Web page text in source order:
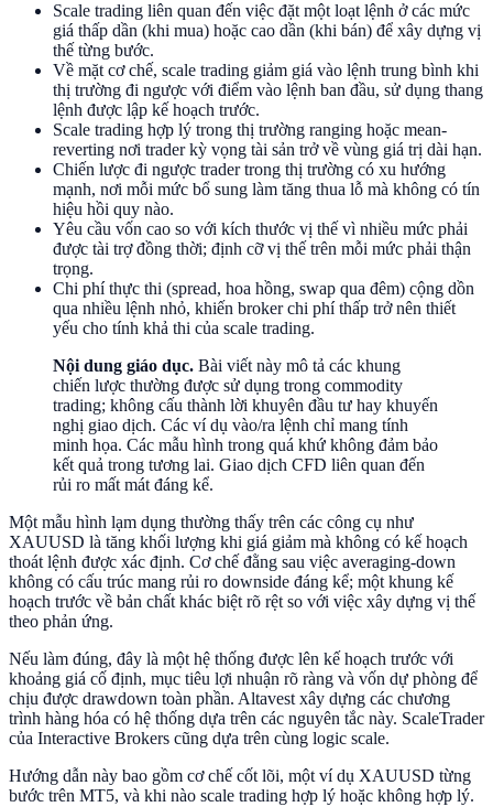
Scale trading liên quan đến việc đặt một loạt lệnh ở các mức
giá thấp dần (khi mua) hoặc cao dần (khi bán) để xây dựng vị
thế từng bước.
Về mặt cơ chế, scale trading giảm giá vào lệnh trung bình khi
thị trường đi ngược với điểm vào lệnh ban đầu, sử dụng thang
lệnh được lập kế hoạch trước.
Scale trading hợp lý trong thị trường ranging hoặc mean-
reverting nơi trader kỳ vọng tài sản trở về vùng giá trị dài hạn.
Chiến lược đi ngược trader trong thị trường có xu hướng
mạnh, nơi mỗi mức bổ sung làm tăng thua lỗ mà không có tín
hiệu hồi quy nào.
Yêu cầu vốn cao so với kích thước vị thế vì nhiều mức phải
được tài trợ đồng thời; định cỡ vị thế trên mỗi mức phải thận
trọng.
Chi phí thực thi (spread, hoa hồng, swap qua đêm) cộng dồn
qua nhiều lệnh nhỏ, khiến broker chi phí thấp trở nên thiết
yếu cho tính khả thi của scale trading.
Nội dung giáo dục. Bài viết này mô tả các khung
chiến lược thường được sử dụng trong commodity
trading; không cấu thành lời khuyên đầu tư hay khuyến
nghị giao dịch. Các ví dụ vào/ra lệnh chỉ mang tính
minh họa. Các mẫu hình trong quá khứ không đảm bảo
kết quả trong tương lai. Giao dịch CFD liên quan đến
rủi ro mất mát đáng kể.
Một mẫu hình lạm dụng thường thấy trên các công cụ như
XAUUSD là tăng khối lượng khi giá giảm mà không có kế hoạch
thoát lệnh được xác định. Cơ chế đằng sau việc averaging-down
không có cấu trúc mang rủi ro downside đáng kể; một khung kế
hoạch trước về bản chất khác biệt rõ rệt so với việc xây dựng vị thế
theo phản ứng.
Nếu làm đúng, đây là một hệ thống được lên kế hoạch trước với
khoảng giá cố định, mục tiêu lợi nhuận rõ ràng và vốn dự phòng để
chịu được drawdown toàn phần. Altavest xây dựng các chương
trình hàng hóa có hệ thống dựa trên các nguyên tắc này. ScaleTrader
của Interactive Brokers cũng dựa trên cùng logic scale.
Hướng dẫn này bao gồm cơ chế cốt lõi, một ví dụ XAUUSD từng
bước trên MT5, và khi nào scale trading hợp lý hoặc không hợp lý.